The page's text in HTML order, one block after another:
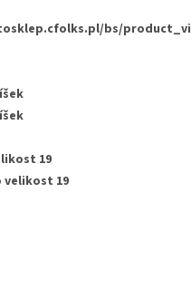
bs/
19
velikost 19